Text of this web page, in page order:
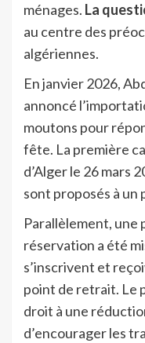
ménages. La
au centre des
algériennes.
En janvier 2026,
annoncé
moutons pour
fête. La première
d’Alger le 26 mars
sont proposés à un
Parallèlement, une
réservation a été
s’inscrivent et
point de retrait. Le
droit à une
d’encourager les